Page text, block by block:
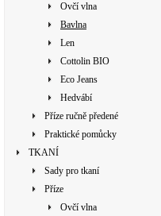
Ovčí vlna
Bavlna
Len
Cottolin BIO
Eco Jeans
Hedvábí
Příze ručně předené
Praktické pomůcky
TKANÍ
Sady pro tkaní
Příze
Ovčí vlna